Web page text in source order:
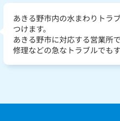
あきる野市内の水まわりトラ
つけます。
あきる野市に対応する営業所
修理などの急なトラブルでも